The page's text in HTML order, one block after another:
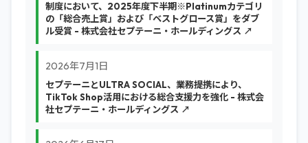
制度において、2025年度下半期※Platinumカテゴリ
の「総合売上賞」および「ベストグロース賞」をダブ
ル受賞 - 株式会社セプテーニ・ホールディングス ↗
2026年7月1日
セプテーニとULTRA SOCIAL、業務提携により、
TikTok Shop活用における総合支援力を強化 - 株式会
社セプテーニ・ホールディングス ↗